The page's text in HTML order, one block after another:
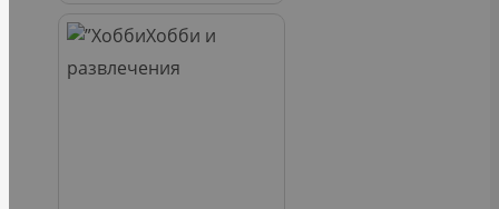
Хобби и
развлечения